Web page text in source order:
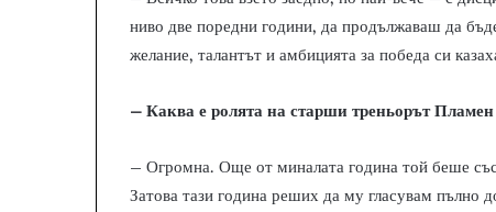
ниво две поредни години, да продължаваш да
желание, талантът и амбицията за победа си
– Каква е ролята на старши треньорът Пламен
– Огромна. Още от миналата година той беше
Затова тази година реших да му гласувам пълно